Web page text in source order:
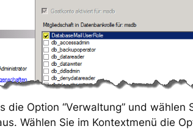
die Option “Verwaltung” und
Wählen Sie im Kontextmenü die